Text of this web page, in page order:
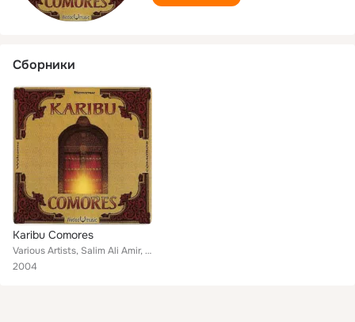
Сборники
Karibu Comores
Various Artists, Salim Ali Amir, Kolos, Babadi, Naïla, Halid, Decilov, Baco, Hachimi Ali Saïd, Chebli, Sambeco, Karibu Comores, ...
2004